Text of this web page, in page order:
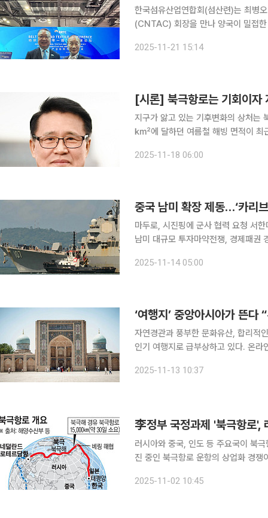
한국섬유산업연합회(섬산련)는 최병
(CNTAC) 회장을 만나 양국이 밀접
개최된 ‘아시아태평양 섬유컨퍼런스’
2025-11-21 15:14
[시론] 북극항로는 기회이자
지구가 앓고 있는 기후변화의 상처
㎢에 달하던 여름철 해빙 면적이
철 해빙이 완전히 사라질 가능성도 제
2025-11-18 06:00
마두로, 시진핑에 군사 협력 요청 서
남미 대규모 투자마약전쟁, 경제패권
2025-11-14 05:00
‘여행지’ 중앙아시아가 뜬
자연경관과 풍부한 문화유산, 합리적
인기 여행지로 급부상하고 있다. 온라인 여행 플랫폼 아고다가 올 들어 10월까지 대한민국 여행객
2025-11-13 10:37
李정부 국정과제 '북극항로',
러시아와 중국, 인도 등 주요국이 북
진 중인 북극항로 운항의 상업화 경쟁이 본격화되고 있다. 2일
계획을 체결하며 북극항로의 새로운
2025-11-02 10:45